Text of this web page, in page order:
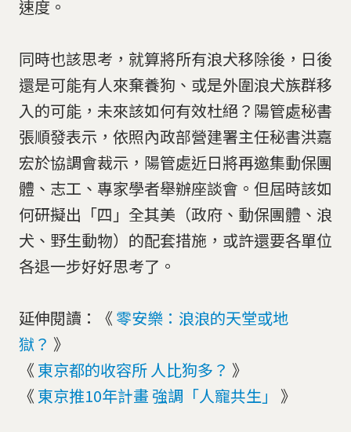
速度。
同時也該思考，就算將所有浪犬移除後，日後
還是可能有人來棄養狗、或是外圍浪犬族群移
入的可能，未來該如何有效杜絕？陽管處秘書
張順發表示，依照內政部營建署主任秘書洪嘉
宏於協調會裁示，陽管處近日將再邀集動保團
體、志工、專家學者舉辦座談會。但屆時該如
何研擬出「四」全其美（政府、動保團體、浪
犬、野生動物）的配套措施，或許還要各單位
各退一步好好思考了。
延伸閱讀：《 零安樂：浪浪的天堂或地
獄？ 》
《 東京都的收容所 人比狗多？ 》
《 東京推10年計畫 強調「人寵共生」 》